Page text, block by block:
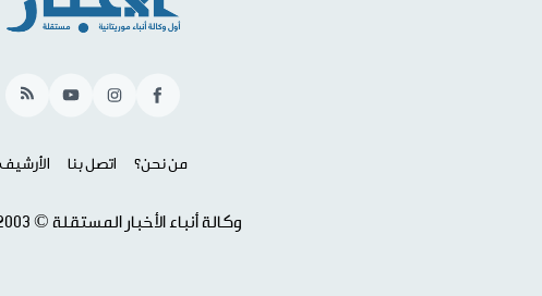
Facebook
Instagram
YouTube
RSS
من نحن؟ اتصل بنا الأرشيف
وكالة أنباء الأخبار المستقلة © 2003 - 2026